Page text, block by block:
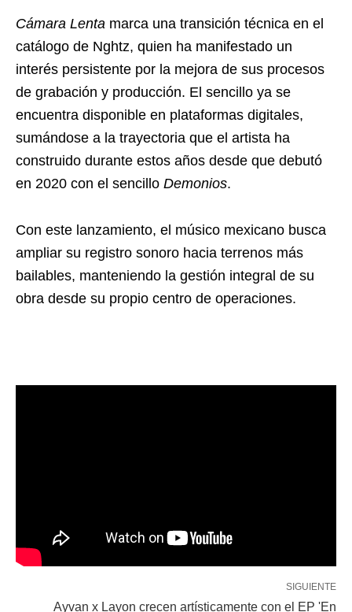
Cámara Lenta marca una transición técnica en el
catálogo de Nghtz, quien ha manifestado un
interés persistente por la mejora de sus procesos
de grabación y producción. El sencillo ya se
encuentra disponible en plataformas digitales,
sumándose a la trayectoria que el artista ha
construido durante estos años desde que debutó
en 2020 con el sencillo Demonios.
Con este lanzamiento, el músico mexicano busca
ampliar su registro sonoro hacia terrenos más
bailables, manteniendo la gestión integral de su
obra desde su propio centro de operaciones.
SIGUIENTE
Ayvan x Layon crecen artísticamente con el EP 'En